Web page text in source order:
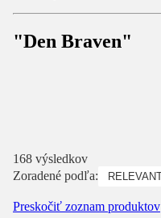
"Den Braven"
168 výsledkov
Zoradené podľa:
Preskočiť zoznam produktov